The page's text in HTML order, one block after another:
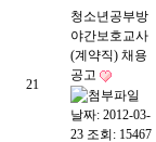
21
청소년공부방
야간보호교사
(계약직) 채용
공고
날짜: 2012-03-
23 조회: 15467